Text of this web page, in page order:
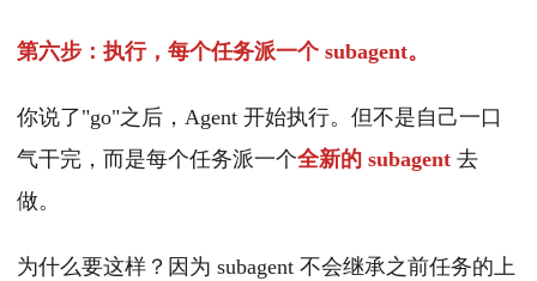
第六步：执行，每个任务派一个 subagent。
你说了"go"之后，Agent 开始执行。但不是自己一口
气干完，而是每个任务派一个全新的 subagent 去
做。
为什么要这样？因为 subagent 不会继承之前任务的上